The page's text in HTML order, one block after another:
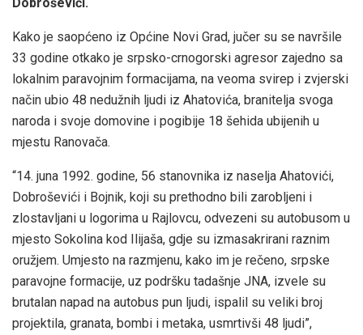
Kako je saopćeno iz Općine Novi Grad, jučer su se navršile
33 godine otkako je srpsko-crnogorski agresor zajedno sa
lokalnim paravojnim formacijama, na veoma svirep i zvjerski
način ubio 48 nedužnih ljudi iz Ahatovića, branitelja svoga
naroda i svoje domovine i pogibije 18 šehida ubijenih u
mjestu Ranovača.
“14. juna 1992. godine, 56 stanovnika iz naselja Ahatovići,
Dobroševići i Bojnik, koji su prethodno bili zarobljeni i
zlostavljani u logorima u Rajlovcu, odvezeni su autobusom u
mjesto Sokolina kod Ilijaša, gdje su izmasakrirani raznim
oružjem. Umjesto na razmjenu, kako im je rečeno, srpske
paravojne formacije, uz podršku tadašnje JNA, izvele su
brutalan napad na autobus pun ljudi, ispalil su veliki broj
projektila, granata, bombi i metaka, usmrtivši 48 ljudi”,